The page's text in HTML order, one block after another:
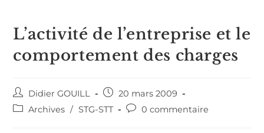
L’activité de l’entreprise et le
comportement des charges
Didier GOUILL
20 mars 2009
Archives / STG-STT 0 commentaire